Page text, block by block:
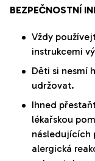
BEZPEČNOSTNÍ
Vždy
instrukcemi
Děti si nesmí
udržovat.
Ihned
lékařskou
následujících
alergická